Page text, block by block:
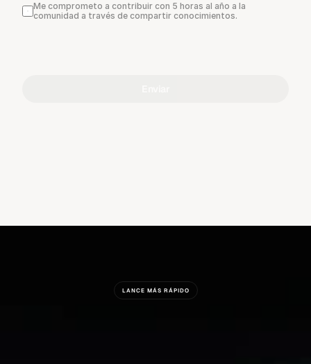
Me comprometo a contribuir con 5 horas al año a la
comunidad a través de compartir conocimientos.
LANCE MÁS RÁPIDO